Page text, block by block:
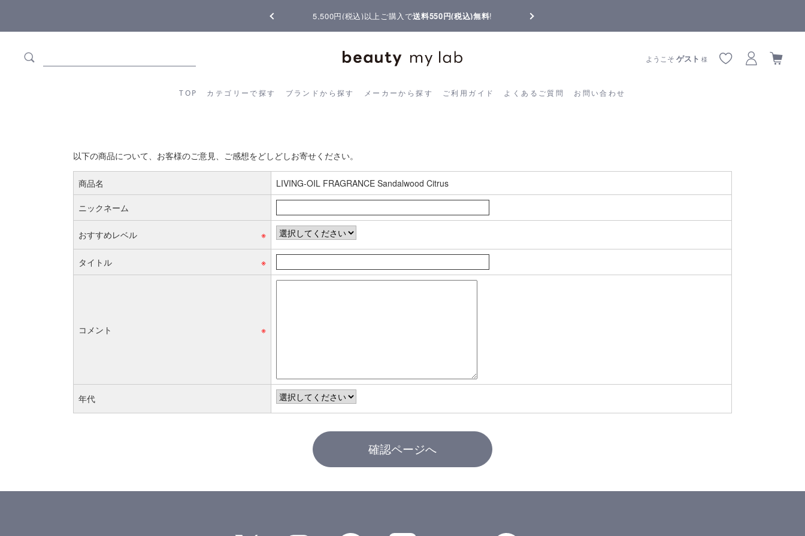
5,500円(税込)以上ご購入で送料550円(税込)無料!
TOP カテゴリーで探す ブランドから探す メーカーから探す ご利用ガイド よくあるご質問 お問い合わせ
ようこそゲスト 様
カテゴリーから探す ブランドから探す メーカーから探す ご利用ガイド よくあるご質問
以下の商品について、お客様のご意見、ご感想をどしどしお寄せください。
商品名 LIVING-OIL FRAGRANCE Sandalwood Citrus
ニックネーム
おすすめレベル ※
タイトル ※
コメント ※
年代